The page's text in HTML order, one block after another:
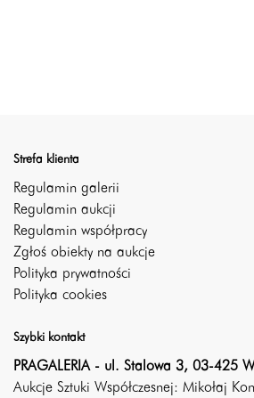
Strefa klienta
Regulamin galerii
Regulamin aukcji
Regulamin współpracy
Zgłoś obiekty na aukcje
Polityka prywatności
Polityka cookies
Szybki kontakt
PRAGALERIA - ul. Stalowa 3, 03-425
Aukcje Sztuki Współczesnej: Mikołaj